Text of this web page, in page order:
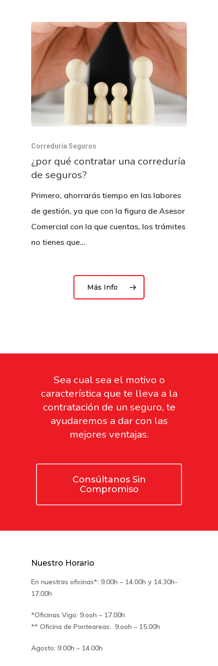
Correduria Seguros
¿por qué contratar una correduría
de seguros?
Primero, ahorrarás tiempo en las labores
de gestión, ya que con la figura de Asesor
Comercial con la que cuentas, los trámites
no tienes que…
Más Info
Sea cual sea el motivo o
característica que te lleva a la
contratación de un seguro, te
ayudaremos a dar con las
mejores ventajas.
Consúltanos Sin
Compromiso
Nuestro Horario
En nuestras oficinas*: 9.00h – 14.00h y 14.30h-
17.00h
*Oficinas Vigo: 9.ooh – 17.00h
** Oficina de Ponteareas: 9.ooh – 15.00h
Agosto: 9.00h – 14.00h